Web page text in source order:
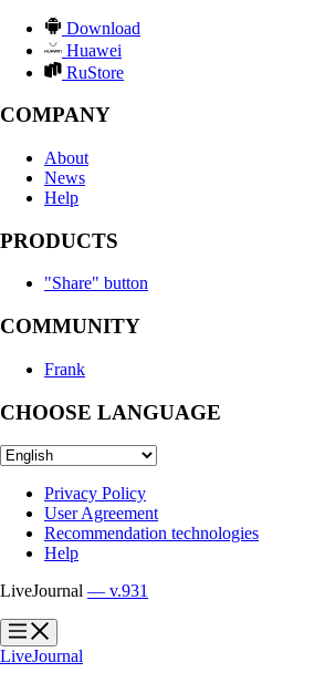
Download
Huawei
RuStore
COMPANY
About
News
Help
PRODUCTS
"Share" button
COMMUNITY
Frank
CHOOSE LANGUAGE
Privacy Policy
User Agreement
Recommendation technologies
Help
LiveJournal — v.931
?
?
LiveJournal